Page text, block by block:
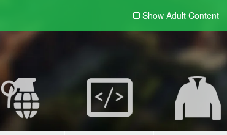
Show Adult Content